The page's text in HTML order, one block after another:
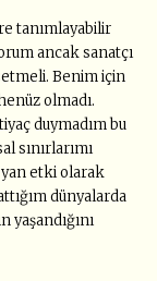
tanımlayabilir
ancak sanatçı
Benim için
olmadı.
duymadım bu
sınırlarımı
etki olarak
dünyalarda
yaşandığını